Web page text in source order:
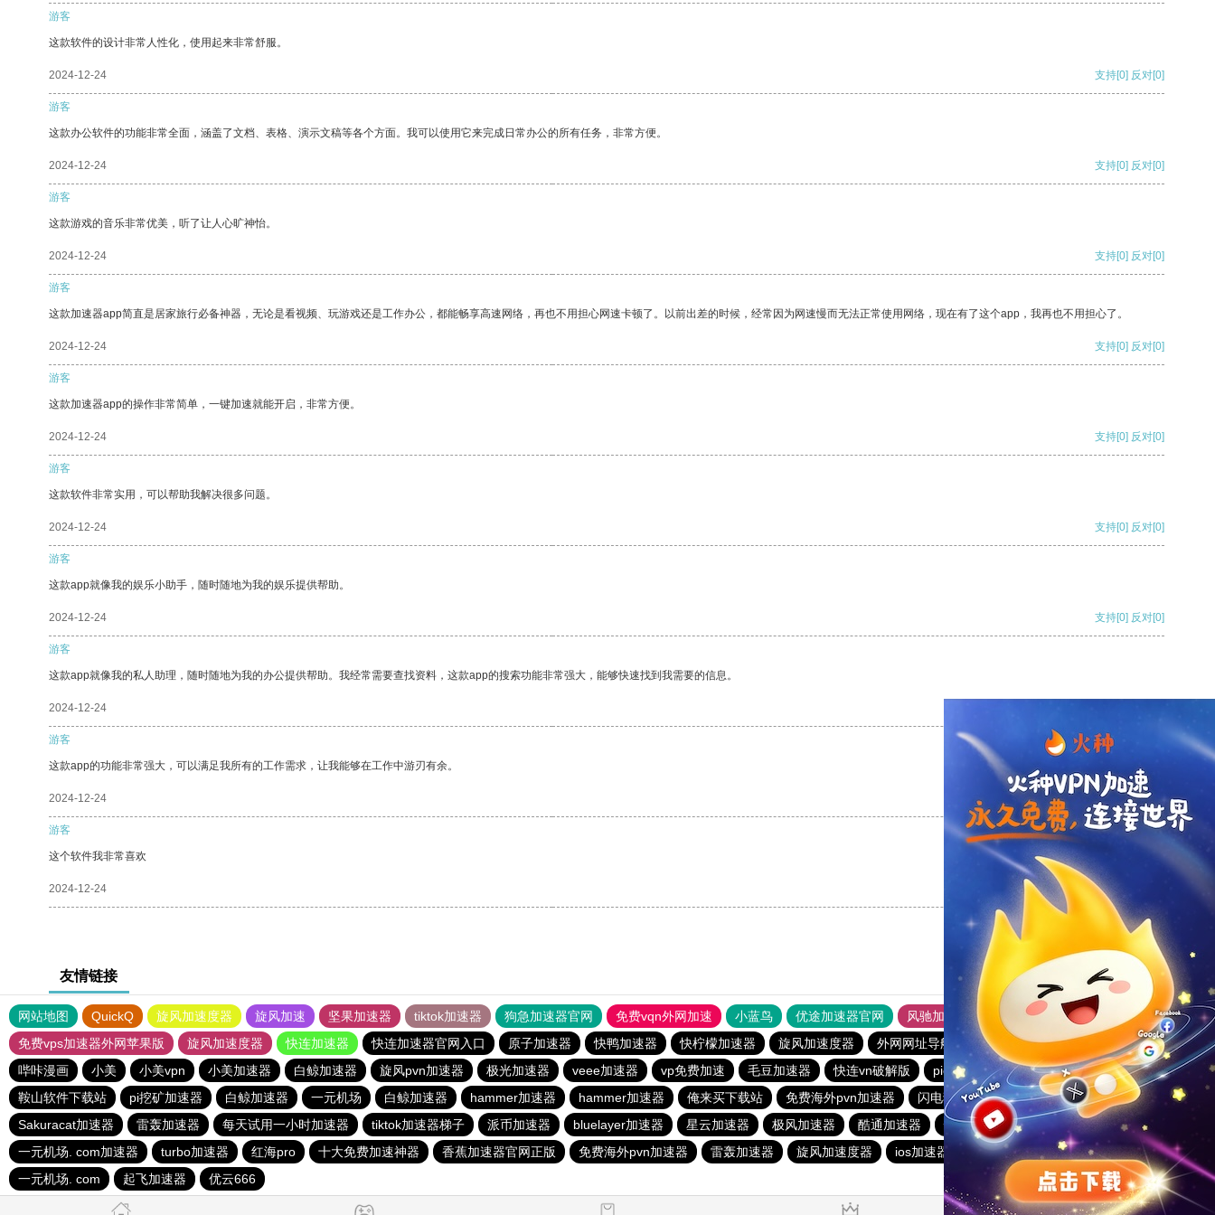
游客
这款软件的设计非常人性化，使用起来非常舒服。
2024-12-24 支持[0] 反对[0]
游客
这款办公软件的功能非常全面，涵盖了文档、表格、演示文稿等各个方面。我可以使用它来完成日常办公的所有任务，非常方便。
2024-12-24 支持[0] 反对[0]
游客
这款游戏的音乐非常优美，听了让人心旷神怡。
2024-12-24 支持[0] 反对[0]
游客
这款加速器app简直是居家旅行必备神器，无论是看视频、玩游戏还是工作办公，都能畅享高速网络，再也不用担心网速卡顿了。以前出差的时候，经常因为网速慢而无法正常使用网络，现在有了这个app，我再也不用担心了。
2024-12-24 支持[0] 反对[0]
游客
这款加速器app的操作非常简单，一键加速就能开启，非常方便。
2024-12-24 支持[0] 反对[0]
游客
这款软件非常实用，可以帮助我解决很多问题。
2024-12-24 支持[0] 反对[0]
游客
这款app就像我的娱乐小助手，随时随地为我的娱乐提供帮助。
2024-12-24 支持[0] 反对[0]
游客
这款app就像我的私人助理，随时随地为我的办公提供帮助。我经常需要查找资料，这款app的搜索功能非常强大，能够快速找到我需要的信息。
2024-12-24
游客
这款app的功能非常强大，可以满足我所有的工作需求，让我能够在工作中游刃有余。
2024-12-24 支持 [0] 反对 [0]
游客
这个软件我非常喜欢
2024-12-24 支持
友情链接
网站地图 QuickQ 旋风加速度器 旋风加速 坚果加速器 tiktok加速器 狗急加速器官网 免费vqn外网加速 小蓝鸟 优途加速器官网 风驰加速器
旋风加速器
免费vps加速器外网苹果版
旋风加速度器 快连加速器 快连加速器官网入口 原子加速器 快鸭加速器 快柠檬加速器 旋风加速度器 外网网址导航 软件中心 雷霆加速
狂飙加速器
哔咔漫画
小美 小美vpn 小美加速器 白鲸加速器 旋风pvn加速器 极光加速器 veee加速器 vp免费加速 毛豆加速器 快连vn破解版 picacg加速器 盘古加速器
飞兔加速器
鞍山软件下载站
pi挖矿加速器 白鲸加速器 一元机场 白鲸加速器 hammer加速器 hammer加速器 俺来买下载站 免费海外pvn加速器 闪电猫加速器 点点加速器
俺来买下载站
Sakuracat加速器
雷轰加速器 每天试用一小时加速器 tiktok加速器梯子 派币加速器 bluelayer加速器 星云加速器 极风加速器 酷通加速器 快橙加速器 19515.com
西柚加速器
一元机场. com加速器
turbo加速器 红海pro 十大免费加速神器 香蕉加速器官网正版 免费海外pvn加速器 雷轰加速器 旋风加速度器 ios加速器 一元机场
蜜蜂加速器
一元机场. com
起飞加速器 优云666